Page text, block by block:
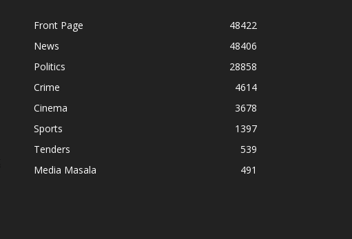
Front Page
48422
News
48406
Politics
28858
Crime
4614
Cinema
3678
Sports
1397
Tenders
539
Media Masala
491